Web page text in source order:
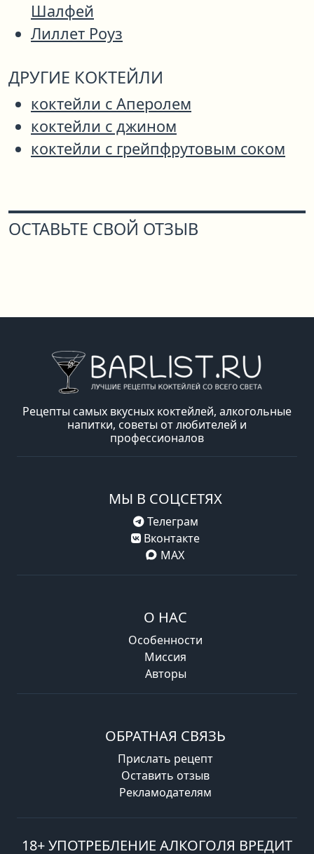
Шалфей
Лиллет Роуз
ДРУГИЕ КОКТЕЙЛИ
коктейли с Аперолем
коктейли с джином
коктейли с грейпфрутовым соком
ОСТАВЬТЕ СВОЙ ОТЗЫВ
Рецепты самых вкусных коктейлей, алкогольные
напитки, советы от любителей и
профессионалов
МЫ В СОЦСЕТЯХ
Телеграм
Вконтакте
MAX
О НАС
Особенности
Миссия
Авторы
ОБРАТНАЯ СВЯЗЬ
Прислать рецепт
Оставить отзыв
Рекламодателям
18+ УПОТРЕБЛЕНИЕ АЛКОГОЛЯ ВРЕДИТ